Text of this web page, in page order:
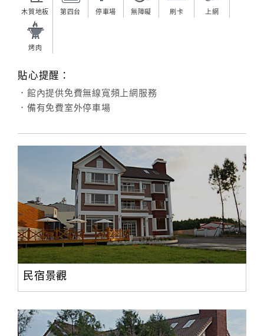
木質地板 第四台 停車場 無障礙 刷卡 上網
烤肉
貼心提醒：
．館內提供免費無線寬頻上網服務
．備有免費室外停車場
民宿景觀